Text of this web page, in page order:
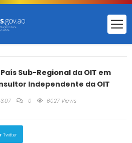
Sub-Regional da OIT em
Independente da OIT
0 6027 Views
Twitter